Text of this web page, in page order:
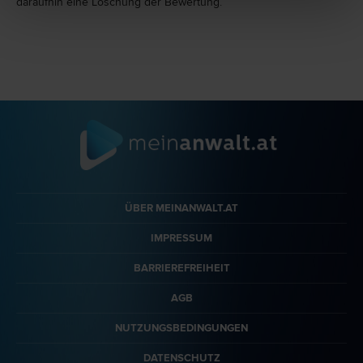
ÜBER MEINANWALT.AT
IMPRESSUM
BARRIEREFREIHEIT
AGB
NUTZUNGSBEDINGUNGEN
DATENSCHUTZ